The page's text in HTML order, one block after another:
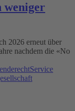
weniger
2026 erneut über
nachdem die «No
Service